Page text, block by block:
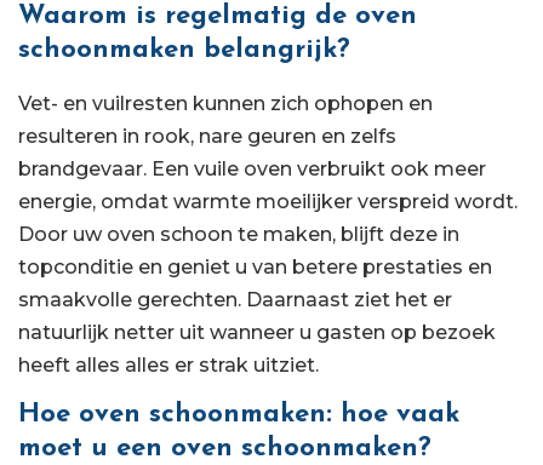
Waarom is regelmatig de oven
schoonmaken belangrijk?
Vet- en vuilresten kunnen zich ophopen en
resulteren in rook, nare geuren en zelfs
brandgevaar. Een vuile oven verbruikt ook meer
energie, omdat warmte moeilijker verspreid wordt.
Door uw oven schoon te maken, blijft deze in
topconditie en geniet u van betere prestaties en
smaakvolle gerechten. Daarnaast ziet het er
natuurlijk netter uit wanneer u gasten op bezoek
heeft alles alles er strak uitziet.
Hoe oven schoonmaken: hoe vaak
moet u een oven schoonmaken?